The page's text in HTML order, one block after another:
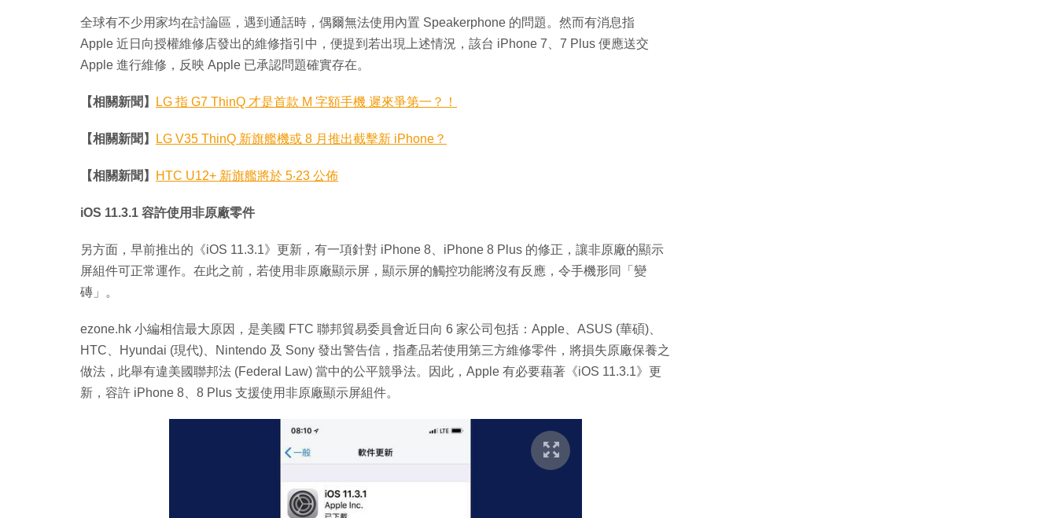
全球有不少用家均在討論區，遇到通話時，偶爾無法使用內置 Speakerphone 的問題。然而有消息指
Apple 近日向授權維修店發出的維修指引中，便提到若出現上述情況，該台 iPhone 7、7 Plus 便應送交
Apple 進行維修，反映 Apple 已承認問題確實存在。
【相關新聞】 LG 指 G7 ThinQ 才是首款 M 字額手機 遲來爭第一？！
【相關新聞】 LG V35 ThinQ 新旗艦機或 8 月推出截擊新 iPhone？
【相關新聞】 HTC U12+ 新旗艦將於 5‧23 公佈
iOS 11.3.1 容許使用非原廠零件
另方面，早前推出的《iOS 11.3.1》更新，有一項針對 iPhone 8、iPhone 8 Plus 的修正，讓非原廠的顯示
屏組件可正常運作。在此之前，若使用非原廠顯示屏，顯示屏的觸控功能將沒有反應，令手機形同「變
磚」。
ezone.hk 小編相信最大原因，是美國 FTC 聯邦貿易委員會近日向 6 家公司包括：Apple、ASUS (華碩)、
HTC、Hyundai (現代)、Nintendo 及 Sony 發出警告信，指產品若使用第三方維修零件，將損失原廠保養之
做法，此舉有違美國聯邦法 (Federal Law) 當中的公平競爭法。因此，Apple 有必要藉著《iOS 11.3.1》更
新，容許 iPhone 8、8 Plus 支援使用非原廠顯示屏組件。